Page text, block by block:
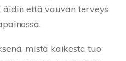
äidin että vauvan terveys
mistä kaikesta tuo